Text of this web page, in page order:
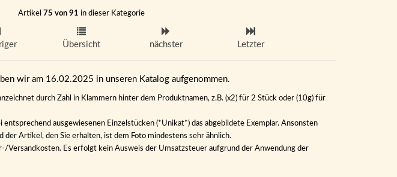
Artikel 75 von 91 in dieser Kategorie
Übersicht nächster Letzter
wir am 16.02.2025 in unseren Katalog aufgenommen.
durch Zahl in Klammern hinter dem Produktnamen, z.B. (x2) für 2 Stück oder (10g) für
ausgewiesenen Einzelstücken (*Unikat*) das abgebildete Exemplar. Ansonsten
der Artikel, den Sie erhalten, ist dem Foto mindestens sehr ähnlich.
Versandkosten. Es erfolgt kein Ausweis der Umsatzsteuer aufgrund der Anwendung der